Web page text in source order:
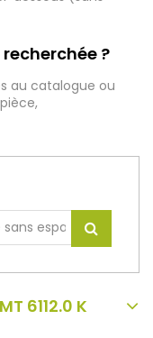
?
au catalogue ou
6112.0 K